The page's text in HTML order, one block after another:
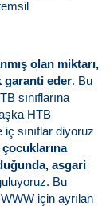
olan miktarı,
garanti eder. Bu
sınıflarına
HTB
iç sınıflar diyoruz
çocuklarına
asgari
Bu
için ayrılan